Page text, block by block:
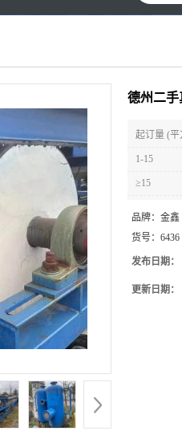
德州二手
起订量 (平
1-15
≥15
品牌： 金鑫
货号： 6436
发布日期：
更新日期：